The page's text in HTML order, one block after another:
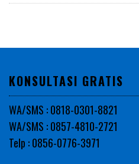
KONSULTASI GRATIS
WA/SMS : 0818-0301-8821
WA/SMS : 0857-4810-2721
Telp : 0856-0776-3971